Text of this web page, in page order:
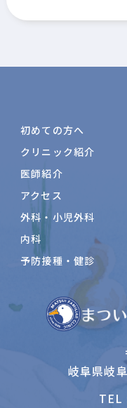
初めての方へ
クリニック紹介
医師紹介
アクセス
外科・小児外科
内科
予防接種・健診
岐阜県岐
TEL